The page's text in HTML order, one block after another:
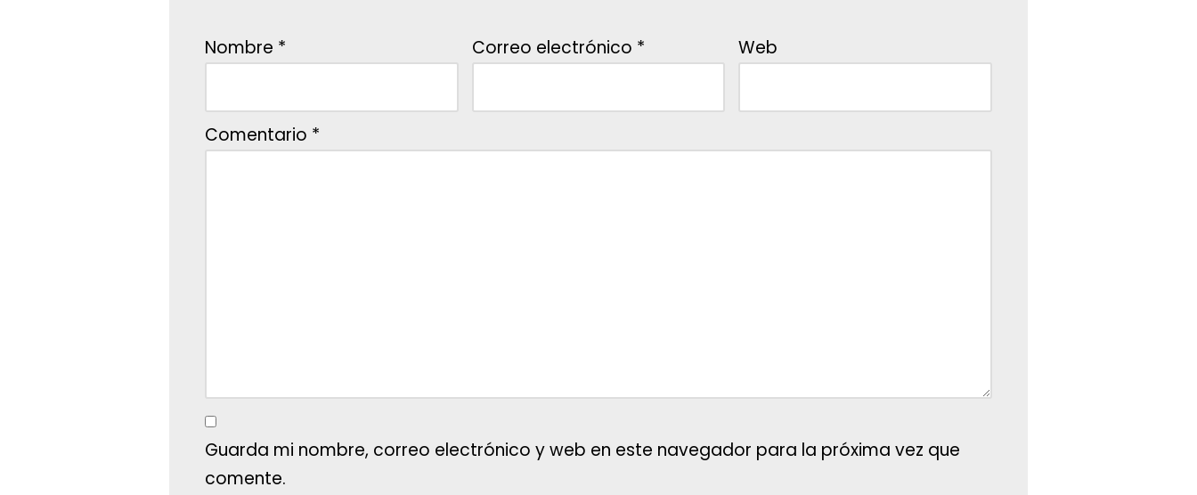
Nombre * Correo electrónico * Web
Comentario *
Guarda mi nombre, correo electrónico y web en este navegador para la próxima vez que
comente.